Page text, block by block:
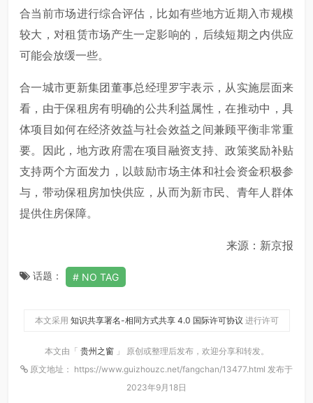
合当前市场进行综合评估，比如有些地方近期入市规模
较大，对租赁市场产生一定影响的，后续短期之内供应
可能会放缓一些。
合一城市更新集团董事总经理罗宇表示，从实施层面来
看，由于保租房有明确的公共利益属性，在推动中，具
体项目如何在经济效益与社会效益之间兼顾平衡非常重
要。因此，地方政府需在项目融资支持、政策奖励补贴
支持两个方面发力，以鼓励市场主体和社会资金积极参
与，带动保租房加快供应，从而为新市民、青年人群体
提供住房保障。
来源：新京报
话题： NO TAG
本文采用 知识共享署名-相同方式共享 4.0 国际许可协议 进行许可
本文由「 贵州之窗 」 原创或整理后发布，欢迎分享和转发。
原文地址： https://www.guizhouzc.net/fangchan/13477.html 发布于
2023年9月18日